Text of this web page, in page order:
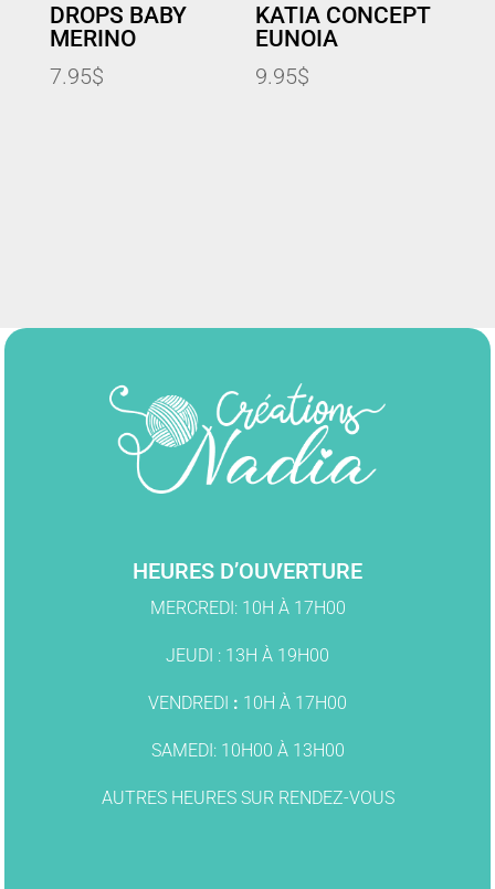
DROPS BABY
MERINO
7.95$
KATIA CONCEPT
EUNOIA
9.95$
HEURES D’OUVERTURE
MERCREDI: 10H À 17H00
JEUDI : 13H À 19H00
VENDREDI : 10H À 17H00
SAMEDI: 10H00 À 13H00
AUTRES HEURES SUR RENDEZ-VOUS